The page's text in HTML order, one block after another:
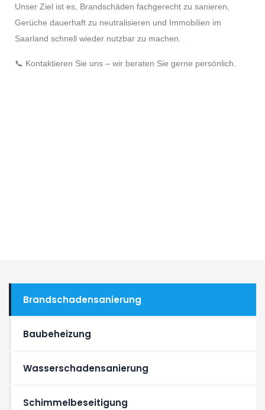
Unser Ziel ist es, Brandschäden fachgerecht zu sanieren,
Gerüche dauerhaft zu neutralisieren und Immobilien im
Saarland schnell wieder nutzbar zu machen.
📞 Kontaktieren Sie uns – wir beraten Sie gerne persönlich.
Brandschadensanierung
Baubeheizung
Wasser­schaden­sanierung
Schimmelbeseitigung